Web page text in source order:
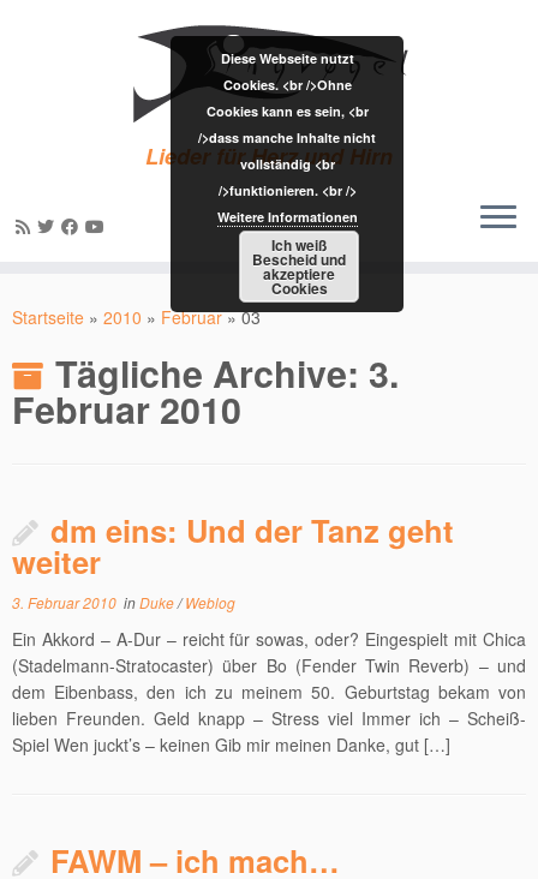
Inhalt
Lieder für Herz und Hirn
Startseite » 2010 » Februar » 03
Tägliche Archive: 3.
Februar 2010
dm eins: Und der Tanz geht
weiter
3. Februar 2010 inDuke/Weblog
Ein Akkord – A-Dur – reicht für sowas, oder? Eingespielt mit Chica
(Stadelmann-Stratocaster) über Bo (Fender Twin Reverb) – und
dem Eibenbass, den ich zu meinem 50. Geburtstag bekam von
lieben Freunden. Geld knapp – Stress viel Immer ich – Scheiß-
Spiel Wen juckt’s – keinen Gib mir meinen Danke, gut […]
FAWM – ich mach…
Diese Webseite nutzt
Cookies. <br />Ohne
Cookies kann es sein, <br
/>dass manche Inhalte nicht
vollständig <br
/>funktionieren. <br />
Weitere Informationen
Ich weiß
Bescheid und
akzeptiere
Cookies